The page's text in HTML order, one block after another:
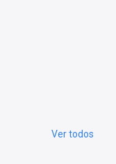
Ver todos